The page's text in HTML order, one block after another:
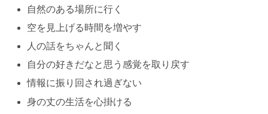
自然のある場所に行く
空を見上げる時間を増やす
人の話をちゃんと聞く
自分の好きだなと思う感覚を取り戻す
情報に振り回され過ぎない
身の丈の生活を心掛ける